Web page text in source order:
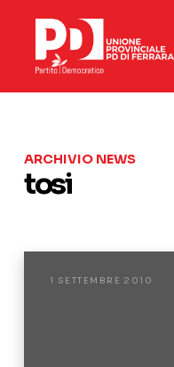
ARCHIVIO NEWS
tosi
1 SETTEMBRE 2010